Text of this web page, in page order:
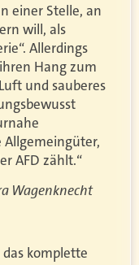
einer Stelle, an
will, als
Allerdings
Hang zum
und sauberes
Allgemeingüter,
AFD zählt.“
Wagenknecht
komplette